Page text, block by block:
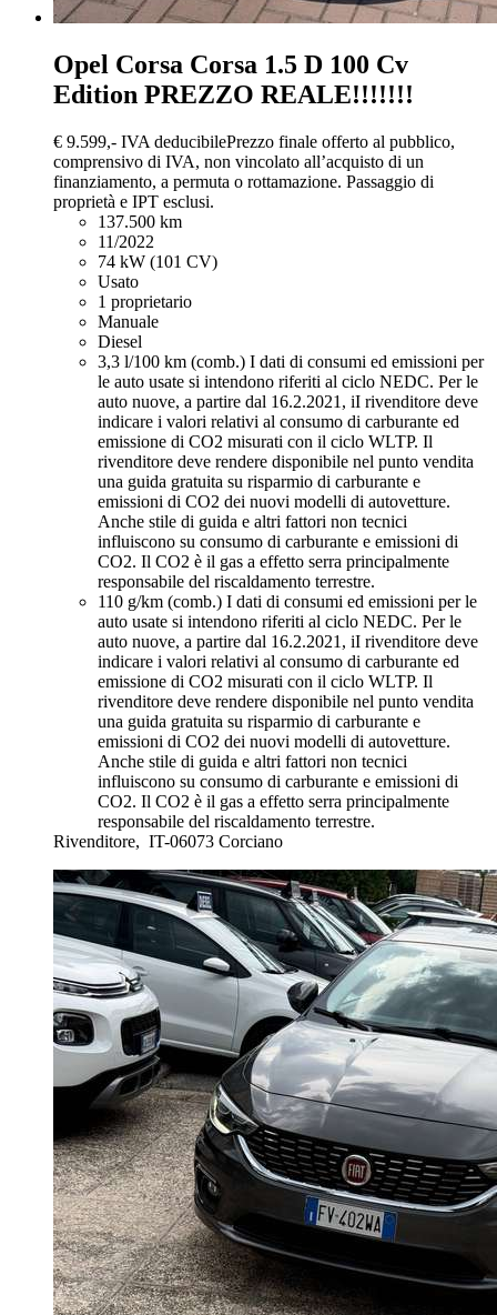
Opel Corsa Corsa 1.5 D 100 Cv
Edition PREZZO REALE!!!!!!!
€ 9.599,- IVA deducibilePrezzo finale offerto al pubblico,
comprensivo di IVA, non vincolato all’acquisto di un
finanziamento, a permuta o rottamazione. Passaggio di
proprietà e IPT esclusi.
137.500 km
11/2022
74 kW (101 CV)
Usato
1 proprietario
Manuale
Diesel
3,3 l/100 km (comb.) I dati di consumi ed emissioni per
le auto usate si intendono riferiti al ciclo NEDC. Per le
auto nuove, a partire dal 16.2.2021, iI rivenditore deve
indicare i valori relativi al consumo di carburante ed
emissione di CO2 misurati con il ciclo WLTP. Il
rivenditore deve rendere disponibile nel punto vendita
una guida gratuita su risparmio di carburante e
emissioni di CO2 dei nuovi modelli di autovetture.
Anche stile di guida e altri fattori non tecnici
influiscono su consumo di carburante e emissioni di
CO2. Il CO2 è il gas a effetto serra principalmente
responsabile del riscaldamento terrestre.
110 g/km (comb.) I dati di consumi ed emissioni per le
auto usate si intendono riferiti al ciclo NEDC. Per le
auto nuove, a partire dal 16.2.2021, iI rivenditore deve
indicare i valori relativi al consumo di carburante ed
emissione di CO2 misurati con il ciclo WLTP. Il
rivenditore deve rendere disponibile nel punto vendita
una guida gratuita su risparmio di carburante e
emissioni di CO2 dei nuovi modelli di autovetture.
Anche stile di guida e altri fattori non tecnici
influiscono su consumo di carburante e emissioni di
CO2. Il CO2 è il gas a effetto serra principalmente
responsabile del riscaldamento terrestre.
Rivenditore, IT-06073 Corciano